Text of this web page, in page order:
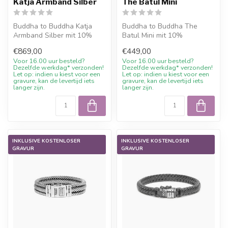
Buddha to Buddha Katja
Armband Silber mit 10%
wenn mög...
€869,00
Voor 16.00 uur besteld?
Dezelfde werkdag* verzonden!
Let op: indien u kiest voor een
gravure, kan de levertijd iets
langer zijn.
Buddha to Buddha The
Batul Mini mit 10%
wenn möglich u...
€449,00
Voor 16.00 uur besteld?
Dezelfde werkdag* verzonden!
Let op: indien u kiest voor een
gravure, kan de levertijd iets
langer zijn.
INKLUSIVE KOSTENLOSER
GRAVUR
INKLUSIVE KOSTENLOSER
GRAVUR